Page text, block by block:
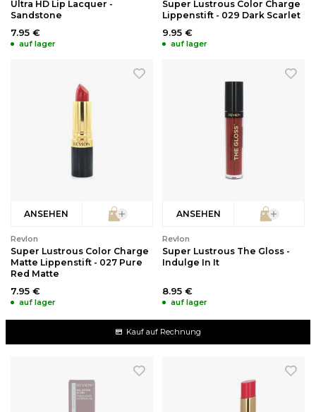
Ultra HD Lip Lacquer -
Sandstone
7.95 €
auf lager
Super Lustrous Color Charge
Lippenstift - 029 Dark Scarlet
9.95 €
auf lager
ANSEHEN
Revlon
Super Lustrous Color Charge
Matte Lippenstift - 027 Pure
Red Matte
7.95 €
auf lager
ANSEHEN
Revlon
Super Lustrous The Gloss -
Indulge In It
8.95 €
auf lager
Kauf auf Rechnung